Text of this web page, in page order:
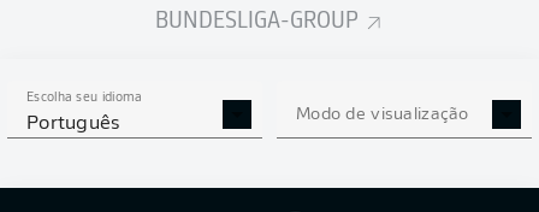
BUNDESLIGA-GROUP
Escolha seu idioma
Português Modo de visualização
ESTATÍSTICAS DA
TEMPORADA 2025/2026